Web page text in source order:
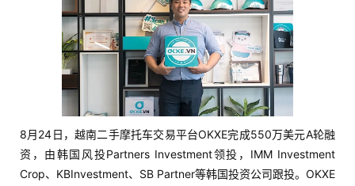
8月24日，越南二手摩托车交易平台OKXE完成550万美元A轮融
资，由韩国风投Partners Investment领投，IMM Investment
Crop、KBInvestment、SB Partner等韩国投资公司跟投。OKXE